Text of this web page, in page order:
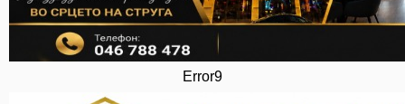
Error9